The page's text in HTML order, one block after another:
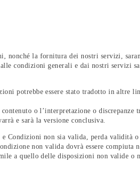
nonché la fornitura dei nostri servizi,
condizioni generali e dai nostri servizi
potrebbe essere stato tradotto in altre
o l’interpretazione o discrepanze
e sarà la versione conclusiva.
Condizioni non sia valida, perda validità
non valida dovrà essere compiuta
a quello delle disposizioni non valide o